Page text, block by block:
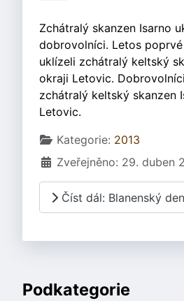
Zchátralý skanzen Isarno
dobrovolníci. Letos
uklízeli zchátralý keltský
okraji Letovic.
zchátralý keltský skanzen
Letovic.
Základní údaje
Kategorie: 2013
Zveřejněno: 29. duben
Číst dál: Blanenský
Podkategorie